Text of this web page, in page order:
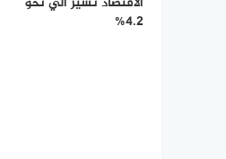
4.2%